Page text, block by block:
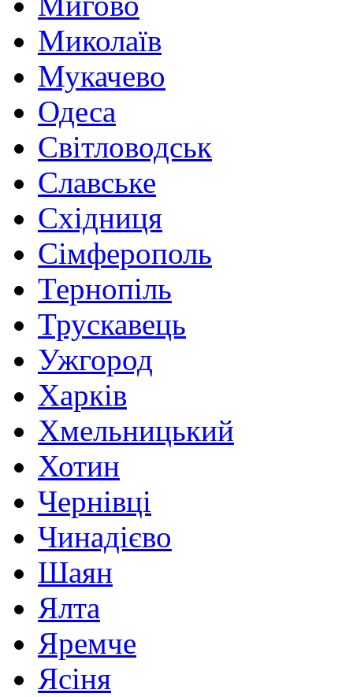
Миколаїв
Мукачево
Одеса
Світловодськ
Славське
Східниця
Сімферополь
Тернопіль
Трускавець
Ужгород
Харків
Хмельницький
Хотин
Чернівці
Чинадієво
Шаян
Ялта
Яремче
Ясіня